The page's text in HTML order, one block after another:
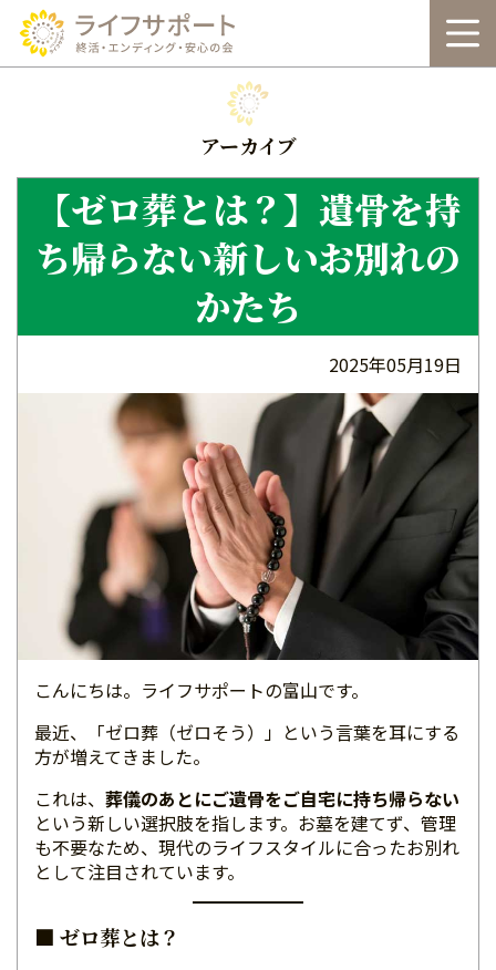
へ
アーカイブ
【ゼロ葬とは？】遺骨を持
ち帰らない新しいお別れの
かたち
2025年05月19日
こんにちは。ライフサポートの富山です。
最近、「ゼロ葬（ゼロそう）」という言葉を耳にする
方が増えてきました。
これは、 葬儀のあとにご遺骨をご自宅に持ち帰らない
という新しい選択肢を指します。お墓を建てず、管理
も不要なため、現代のライフスタイルに合ったお別れ
として注目されています。
■ ゼロ葬とは？